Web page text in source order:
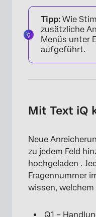
Tipp: Wie
zusätzliche
Menüs unter
aufgeführt.
Mit Text iQ
Neue
zu jedem Feld
hochgeladen .
Fragennummer
wissen, welchem
Q1 –